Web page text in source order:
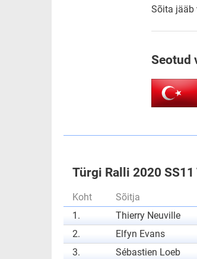
Sõita jääb
Seotud
Türgi Ralli 2020 SS11
Koht Sõitja
1.
Thierry Neuville
2.
Elfyn Evans
3.
Sébastien Loeb